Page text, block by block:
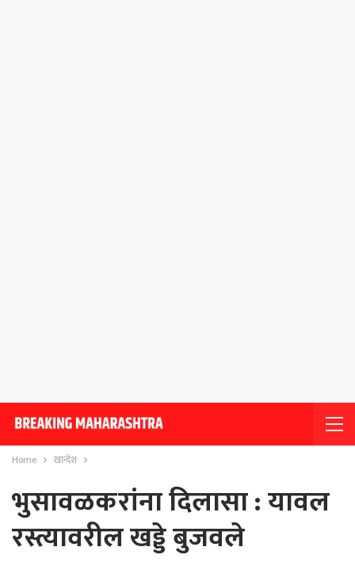
Home खान्देश
भुसावळकरांना दिलासा : यावल
रस्त्यावरील खड्डे बुजवले